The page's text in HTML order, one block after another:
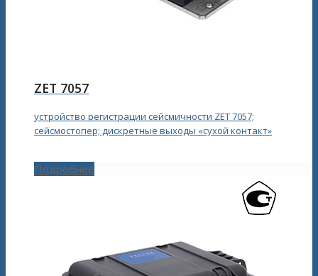
ZET 7057
устройство регистрации сейсмичности ZET 7057;
сейсмостопер; дискретные выходы «сухой контакт»
Подробнее